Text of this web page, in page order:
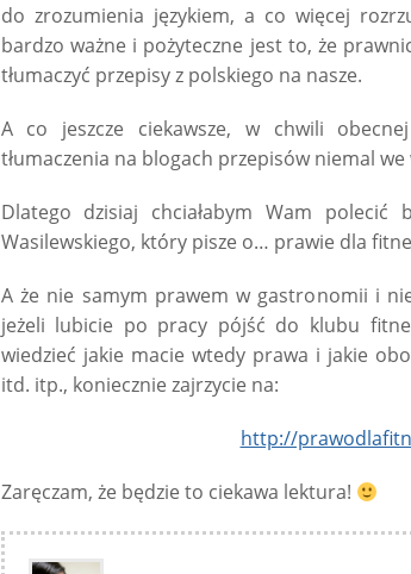
do zrozumienia językiem, a co więcej
bardzo ważne i pożyteczne jest to, że
tłumaczyć przepisy z polskiego na nasze.
A co jeszcze ciekawsze, w chwili
tłumaczenia na blogach przepisów niemal
Dlatego dzisiaj chciałabym Wam
Wasilewskiego, który pisze o… prawie dla
A że nie samym prawem w gastronomii i
jeżeli lubicie po pracy pójść do klubu
wiedzieć jakie macie wtedy prawa i jakie
itd. itp., koniecznie zajrzycie na:
http://
Zaręczam, że będzie to ciekawa lektura!